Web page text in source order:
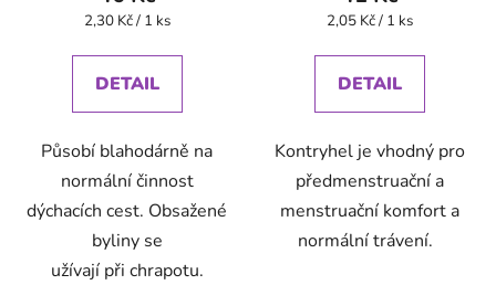
Měrná
2,30 Kč / 1 ks
DETAIL
Působí blahodárně na
normální činnost
dýchacích cest. Obsažené
byliny se
užívají při chrapotu.
Měrná
2,05 Kč / 1 ks
DETAIL
Kontryhel je vhodný pro
předmenstruační a
menstruační komfort a
normální trávení.